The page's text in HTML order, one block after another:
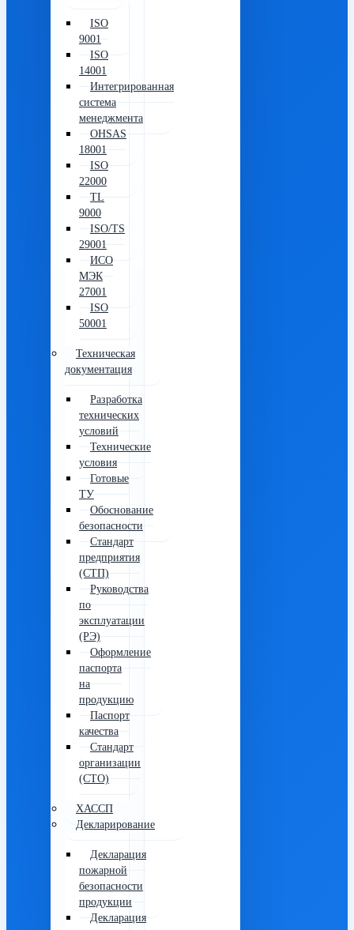
ISO
9001
ISO
14001
Интегрированная
система
менеджмента
OHSAS
18001
ISO
22000
TL
9000
ISO/TS
29001
ИСО
МЭК
27001
ISO
50001
Техническая
документация
Разработка
технических
условий
Технические
условия
Готовые
ТУ
Обоснование
безопасности
Стандарт
предприятия
(СТП)
Руководства
по
эксплуатации
(РЭ)
Оформление
паспорта
на
продукцию
Паспорт
качества
Стандарт
организации
(СТО)
ХАССП
Декларирование
Декларация
пожарной
безопасности
продукции
Декларация